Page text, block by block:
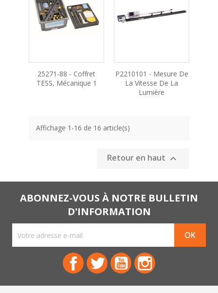
25271-88 - Coffret
TESS, Mécanique 1
P2210101 - Mesure De
La Vitesse De La
Lumière
Affichage 1-16 de 16 article(s)
Retour en haut 
ABONNEZ-VOUS À NOTRE BULLETIN
D'INFORMATION
FacebookTwitter YouTube